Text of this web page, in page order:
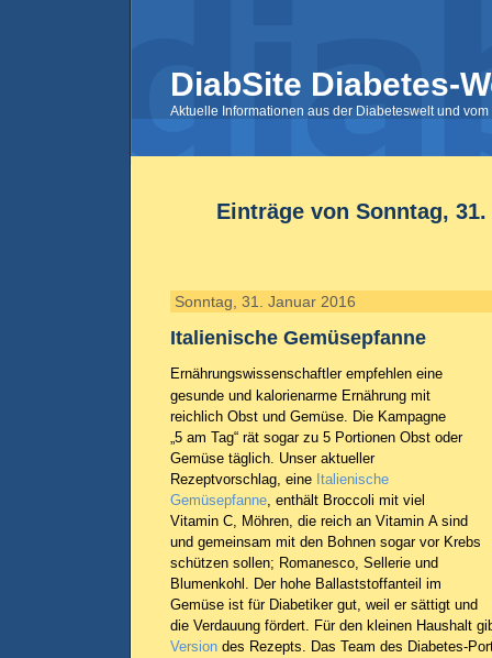
DiabSite Diabetes-
Aktuelle Informationen aus der Diabeteswelt und
Einträge von Sonntag, 31.
Sonntag, 31. Januar 2016
Italienische Gemüsepfanne
Ernährungswissenschaftler empfehlen eine
gesunde und kalorienarme Ernährung mit
reichlich Obst und Gemüse. Die Kampagne
„5 am Tag“ rät sogar zu 5 Portionen Obst oder
Gemüse täglich. Unser aktueller
Rezeptvorschlag, eine Italienische
Gemüsepfanne, enthält Broccoli mit viel
Vitamin C, Möhren, die reich an Vitamin A sind
und gemeinsam mit den Bohnen sogar vor Krebs
schützen sollen; Romanesco, Sellerie und
Blumenkohl. Der hohe Ballaststoffanteil im
Gemüse ist für Diabetiker gut, weil er sättigt und
die Verdauung fördert. Für den kleinen Haushalt
Version des Rezepts. Das Team des Diabetes-